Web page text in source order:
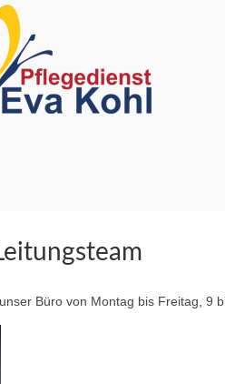
Büro von Montag bis Freitag, 9